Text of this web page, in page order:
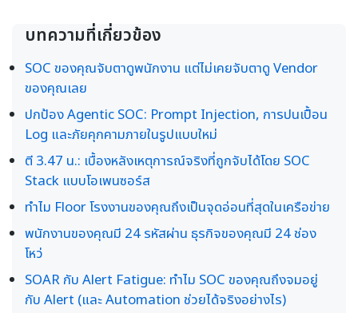
บทความที่เกี่ยวข้อง
SOC ของคุณจับตาดูพนักงาน แต่ไม่เคยจับตาดู Vendor
ของคุณเลย
ปกป้อง Agentic SOC: Prompt Injection, การปนเปื้อน
Log และภัยคุกคามภายในรูปแบบใหม่
ตี 3.47 น.: เบื้องหลังเหตุการณ์จริงที่ถูกจับได้โดย SOC
Stack แบบโอเพนซอร์ส
ทำไม Floor โรงงานของคุณถึงเป็นจุดอ่อนที่สุดในเครือข่าย
พนักงานของคุณมี 24 รหัสผ่าน ธุรกิจของคุณมี 24 ช่อง
โหว่
SOAR กับ Alert Fatigue: ทำไม SOC ของคุณถึงจมอยู่
กับ Alert (และ Automation ช่วยได้จริงอย่างไร)